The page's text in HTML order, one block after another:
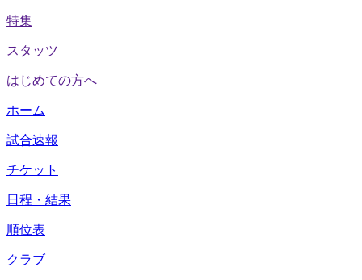
特集
スタッツ
はじめての方へ
ホーム
試合速報
チケット
日程・結果
順位表
クラブ